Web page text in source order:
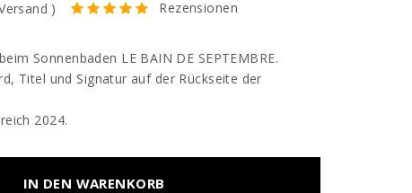
) Rezensionen
Sonnenbaden LE BAIN DE SEPTEMBRE.
Titel und Signatur auf der Rückseite der
2024.
IN DEN WARENKORB